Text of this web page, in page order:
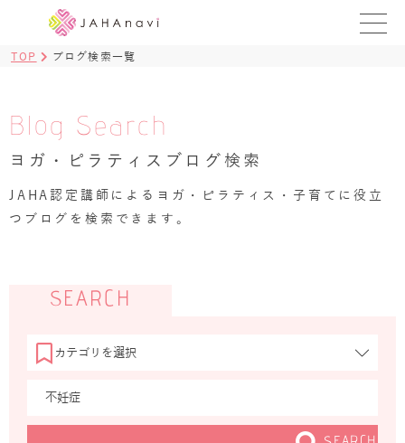
BLOG
ヨガ資格講座 ›
TOP ブログ検索一覧
Blog Search
ヨガ・ピラティスブログ検索
JAHA認定講師によるヨガ・ピラティス・子育てに役立
つブログを検索できます。
SEARCH